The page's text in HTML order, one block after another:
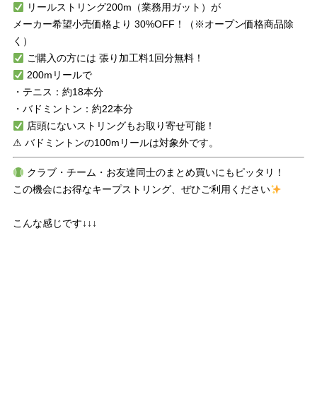
リールストリング200m（業務用ガット）が
メーカー希望小売価格より 30%OFF ！（※オープン価格商品除
く）
ご購入の方には 張り加工料1回分無料！
200mリールで
・テニス：約18本分
・バドミントン：約22本分
店頭にないストリングもお取り寄せ可能！
⚠ バドミントンの100mリールは対象外です。
クラブ・チーム・お友達同士のまとめ買いにもピッタリ！
この機会にお得なキープストリング、ぜひご利用ください
こんな感じです↓↓↓